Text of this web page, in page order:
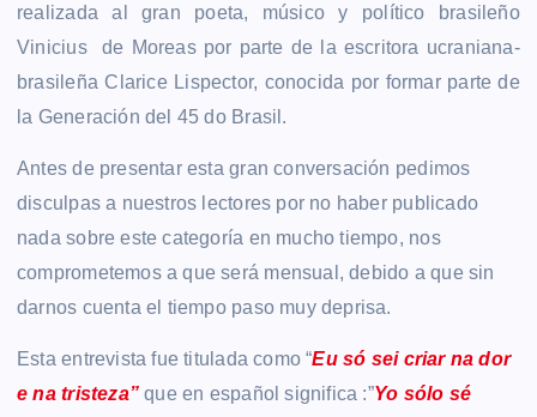
realizada al gran poeta, músico y político brasileño
Vinicius de Moreas por parte de la escritora ucraniana-
brasileña Clarice Lispector, conocida por formar parte de
la Generación del 45 do Brasil.
Antes de presentar esta gran conversación pedimos
disculpas a nuestros lectores por no haber publicado
nada sobre este categoría en mucho tiempo, nos
comprometemos a que será mensual, debido a que sin
darnos cuenta el tiempo paso muy deprisa.
Esta entrevista fue titulada como “Eu só sei criar na dor
e na tristeza” que en español significa :”Yo sólo sé